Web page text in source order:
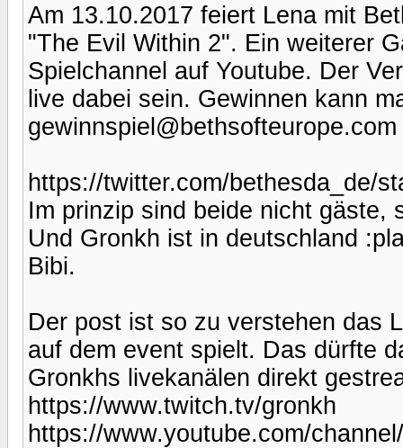
Am 13.10.2017 feiert Lena mit
"The Evil Within 2". Ein weiterer
Spielchannel auf Youtube. Der
live dabei sein. Gewinnen kann
https://twitter.com/bethesda_de/
Im prinzip sind beide nicht gäste,
Und Gronkh ist in deutschland
Bibi.
Der post ist so zu verstehen das
auf dem event spielt. Das dürfte
Gronkhs livekanälen direkt
https://www.twitch.tv/gronkh
https://www.youtube.com/